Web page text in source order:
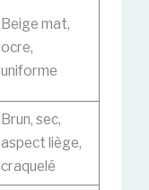
Beige mat,
ocre,
uniforme
Brun, sec,
aspect liège,
craquelé